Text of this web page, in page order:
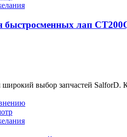
быстросменных лап
выбор запчастей SalforD.